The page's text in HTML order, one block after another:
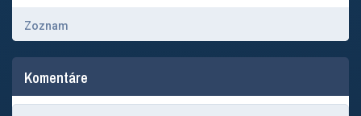
Zoznam
Komentáre